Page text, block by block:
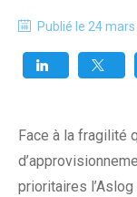
Publié le 24
Face à la fragilité
prioritaires